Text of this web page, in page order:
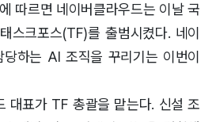
따르면 네이버클라우드는 이날 국
스크포스(TF)를 출범시켰다. 네이
하는 AI 조직을 꾸리기는 이번이
대표가 TF 총괄을 맡는다. 신설 조